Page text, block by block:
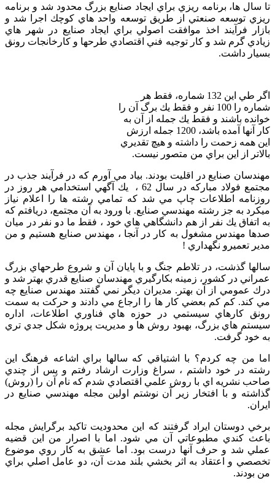
تا سال ها، برنامه ريزي براي ايجاد صنايع بزرگ محدود شد و برنامه
ريزي توسعه صنعتي از طريق توسعه واحد هاي كوچك اجرا شد و
بازار فرآيند اخذ موافقت اصولي براي ايجاد صنايع در شهر هاي
زيادي گرم شد و كار توجيه فني اقتصادي طرحها و كارخانجات رونق
بسيار داشت.
اگر طي اين 132 شماره، فقط هر
شماره را 100 نفر و فقط يك برگ آن را
خوانده باشند و فقط يك جمله از آن به
كار آنها آمده باشد، 1200 جمله ارزش
اين همه زحمت را داشته و هيچ تقديري
بالاتر از اين براي من متصور نيست.
مهندسان صنايع در اقليت بودند. بياد مي آورم كه در فرآيند جذب در
مجتمع فولاد مباركه در سال 62 ، يك آگهي استخدامي هر روز در
روزنامه اطلاعات چاپ مي شد كه تمامي رشته ها را اعلام نياز
ميكرد به جز رشته مهندسي صنايع. با ورود به آن مجتمع، دريافتم كه
به اتفاق يك نفر از هم دانشگاهي هاي خود ، فقط ما دو نفر در ميان
صدها مهندس مشغول به كار در آنجا ، مهندس صنايع هستيم و من
مدير تعميرو نگهداري !
سالها گذشت، در تلاطم جنگ و با پايان آن و شروع طرحهاي بزرگ
عمراني در كشور، زمينه بكارگيري مهندسان صنايع قدري بهتر شد و
درك عمومي از آن بهتر. مديران ديگر نمي گفتند مهندس صنايع چه
مي كند. كم كم بعضي كار ها را ارجاع مي دادند و حركت به سمت
رونق كارهاي سيستمي در حوزه هاي فناوري اطلاعات، اداره
سيستم هاي بزرگ، بهبود روش ها و مديريت پروژه شكل جدي تري
به خود گرفت.
اما من چه كردم؟ با اشتياقي كه سالها براي اشاعه فرهنگ اين
رشته در خود داشتم ، سراغ وزارت ارشاد رفتم و پس از چندي
صاحب نشريه اي با روش علمي اقتصادي شدم كه نام آن را (روش)
گذاشته و با افتخار زير آن نوشتم اولين مجله مهندسي صنايع در
ايران.
برخي دوستان ايراد گرفتند كه اين محدوديت تاكيد برگرايش مجله
باعث كندي مطبوعاتي آن مي شود. اما با اصرار من اين قضيه
عملي شد و حرف آنها درست بود. اما عشق به كار روي موضوع
تخصصي و اعتقاد به اثر بخشي بلند مدت آن، دو عامل اصلي براي
من بودند.